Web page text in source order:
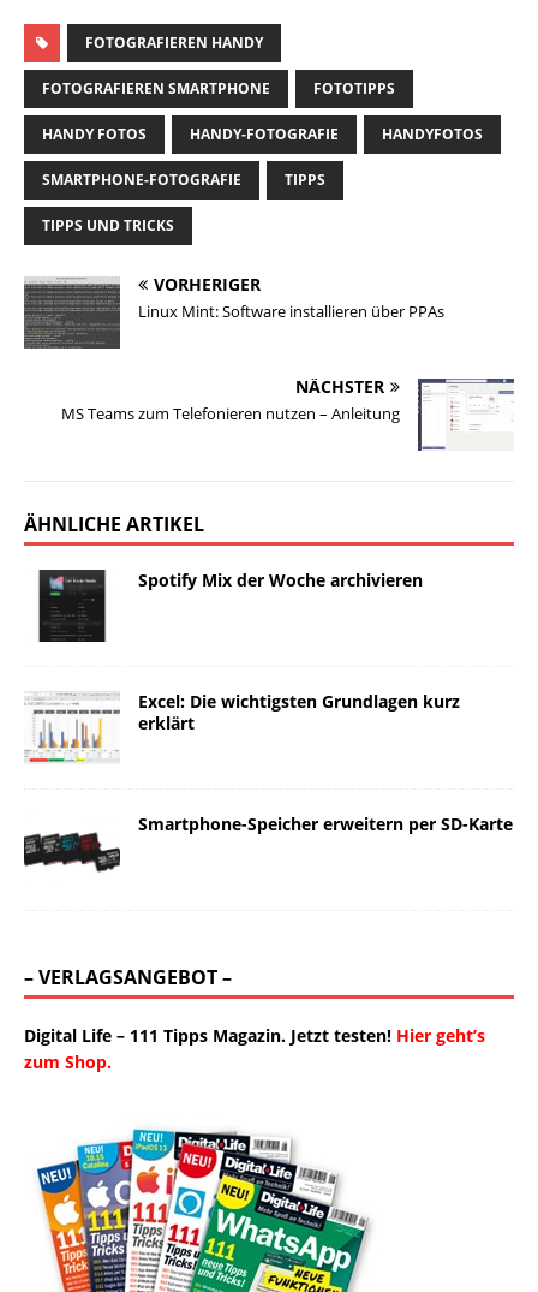
FOTOGRAFIEREN HANDY
FOTOGRAFIEREN SMARTPHONE FOTOTIPPS
HANDY FOTOS HANDY-FOTOGRAFIE HANDYFOTOS
SMARTPHONE-FOTOGRAFIE TIPPS
TIPPS UND TRICKS
VORHERIGER
Linux Mint: Software installieren über PPAs
NÄCHSTER
MS Teams zum Telefonieren nutzen – Anleitung
ÄHNLICHE ARTIKEL
Spotify Mix der Woche archivieren
Excel: Die wichtigsten Grundlagen kurz
erklärt
Smartphone-Speicher erweitern per SD-Karte
– VERLAGSANGEBOT –
Digital Life – 111 Tipps Magazin. Jetzt testen! Hier geht’s
zum Shop.